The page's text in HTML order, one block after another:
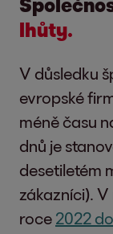
lhůty.
V důsledku
evropské
méně času
dnů je
desetiletém
zákazníci).
roce 2022